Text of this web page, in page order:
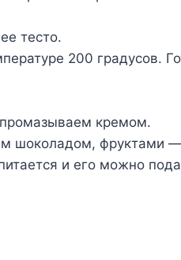
тесто.
200 градусов.
кремом.
шоколадом, фруктами
и его можно